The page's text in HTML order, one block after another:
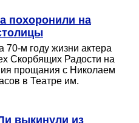
похоронили на
70-м году жизни актера
Скорбящих Радости на
прощания с Николаем
в Театре им.
выкинули из